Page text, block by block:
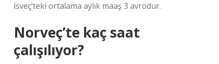
İsveç’teki ortalama aylık maaş 3 avrodur.
Norveç’te kaç saat
çalışılıyor?